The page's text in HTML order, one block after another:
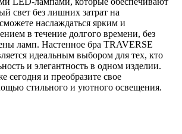
свет без лишних затрат на
наслаждаться ярким и
в течение долгого времени, без
ламп. Настенное бра TRAVERSE
идеальным выбором для тех, кто
и элегантность в одном изделии.
сегодня и преобразите свое
стильного и уютного освещения.